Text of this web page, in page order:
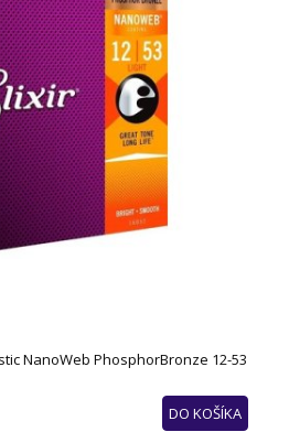
NanoWeb PhosphorBronze 12-53
DO KOŠÍKA